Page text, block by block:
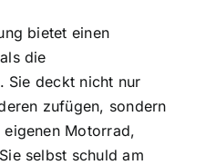
bietet einen
die
Sie deckt nicht nur
zufügen, sondern
eigenen Motorrad,
selbst schuld am